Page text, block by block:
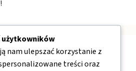
użytkowników
nam ulepszać korzystanie z
treści oraz